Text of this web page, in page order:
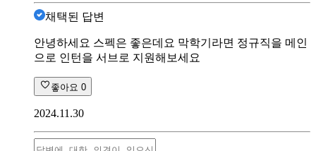
채택된 답변
안녕하세요 스펙은 좋은데요 막학기라면 정규직을 메인
으로 인턴을 서브로 지원해보세요
좋아요 0
2024.11.30